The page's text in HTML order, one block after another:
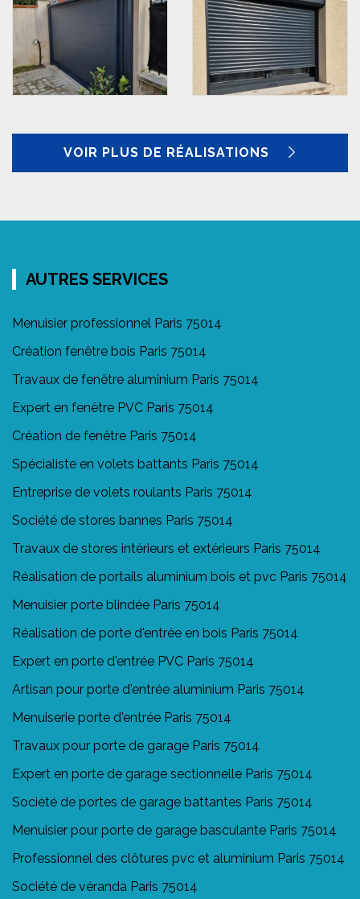
VOIR PLUS DE RÉALISATIONS
AUTRES SERVICES
Menuisier professionnel Paris 75014
Création fenêtre bois Paris 75014
Travaux de fenêtre aluminium Paris 75014
Expert en fenêtre PVC Paris 75014
Création de fenêtre Paris 75014
Spécialiste en volets battants Paris 75014
Entreprise de volets roulants Paris 75014
Société de stores bannes Paris 75014
Travaux de stores intérieurs et extérieurs Paris 75014
Réalisation de portails aluminium bois et pvc Paris 75014
Menuisier porte blindée Paris 75014
Réalisation de porte d'entrée en bois Paris 75014
Expert en porte d'entrée PVC Paris 75014
Artisan pour porte d'entrée aluminium Paris 75014
Menuiserie porte d'entrée Paris 75014
Travaux pour porte de garage Paris 75014
Expert en porte de garage sectionnelle Paris 75014
Société de portes de garage battantes Paris 75014
Menuisier pour porte de garage basculante Paris 75014
Professionnel des clôtures pvc et aluminium Paris 75014
Société de véranda Paris 75014